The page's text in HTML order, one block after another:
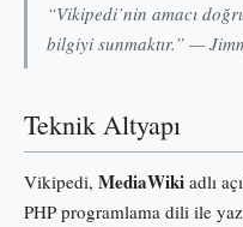
“Vikipedi’nin amacı
bilgiyi sunmaktır.” —
Teknik Altyapı
Vikipedi, MediaWiki adlı
PHP programlama dili ile